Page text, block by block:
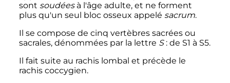
sont soudéesà l'âge adulte, et ne forment
plus qu'un seul bloc osseux appelé sacrum.
Il se compose de cinq vertèbres sacrées ou
sacrales, dénommées par la lettre S : de S1 à S5.
Il fait suite au rachis lombal et précède le
rachis coccygien.